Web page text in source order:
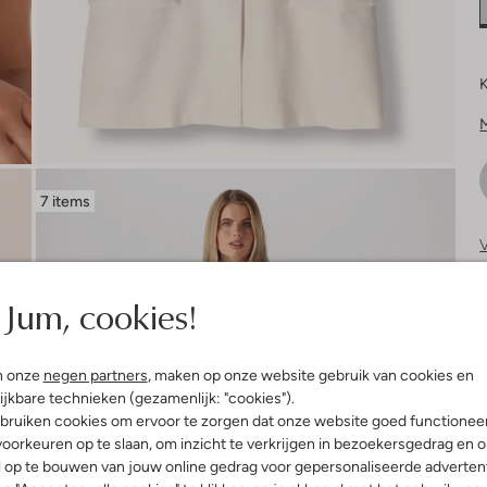
Jum, cookies!
onze negen partners, maken op onze website gebruik van cookies en
technieken (gezamenlijk: "cookies").
cookies om ervoor te zorgen dat onze website goed
op te slaan, om inzicht te verkrijgen in bezoekersgedrag en
te bouwen van jouw online gedrag voor gepersonaliseerde
7 items